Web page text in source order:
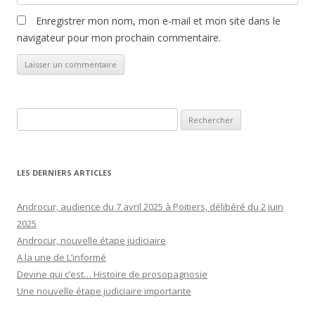
Enregistrer mon nom, mon e-mail et mon site dans le
navigateur pour mon prochain commentaire.
LES DERNIERS ARTICLES
Androcur, audience du 7 avril 2025 à Poitiers, délibéré du 2 juin
2025
Androcur, nouvelle étape judiciaire
A la une de L’informé
Devine qui c’est… Histoire de prosopagnosie
Une nouvelle étape judiciaire importante